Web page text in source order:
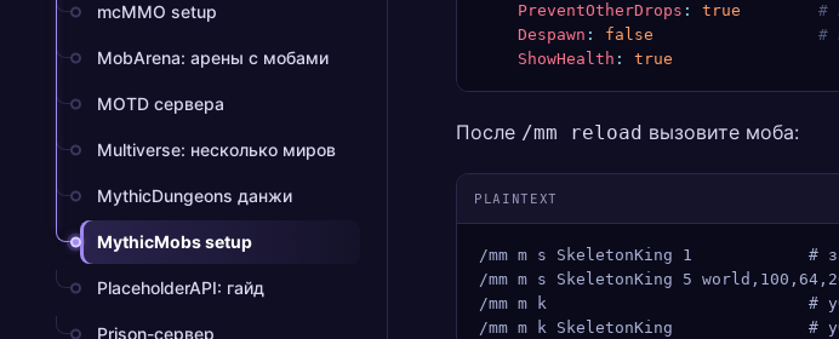
mcMMO setup
MobArena: арены с мобами
MOTD сервера
Multiverse: несколько миров
MythicDungeons данжи
MythicMobs setup
PlaceholderAPI: гайд
Prison-сервер
    PreventOtherDrops
: true
#
    Despawn
: false
#
    ShowHealth
: true
После /mm reload вызовите моба:
PLAINTEXT
/mm m s SkeletonKing 1            #
/mm m s SkeletonKing 5
/mm m k                           #
/mm m k SkeletonKing              #